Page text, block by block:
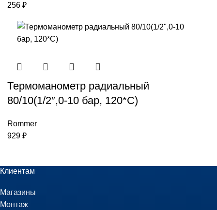
256 ₽
Термоманометр радиальный
80/10(1/2″,0-10 бар, 120*С)
Rommer
929 ₽
Клиентам
Магазины
Монтаж